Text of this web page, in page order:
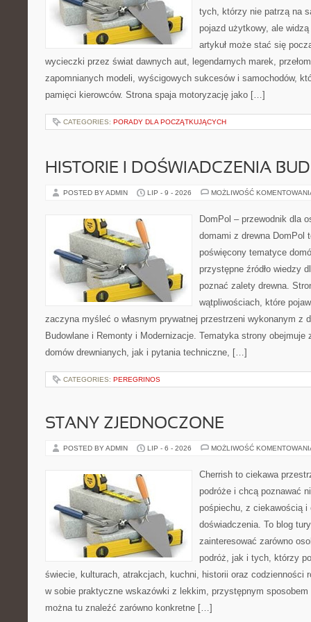
tych, którzy nie patrzą na
pojazd użytkowy, ale
artykuł może stać się
wycieczki przez świat dawnych aut, legendarnych marek,
zapomnianych modeli, wyścigowych sukcesów i samochodów,
pamięci kierowców. Strona spaja motoryzację jako […]
CATEGORIES: PORADY DLA POCZĄTKUJĄCYCH
HISTORIE I DOŚWIADCZENIA
POSTED BY ADMIN LIP - 9 - 2026 MOŻLIWOŚĆ
DomPol – przewodnik dla
domami z drewna DomPol
poświęcony tematyce
przystępne źródło wiedzy
poznać zalety drewna.
wątpliwościach, które
zaczyna myśleć o własnym prywatnej przestrzeni wykonanym z
Budowlane i Remonty i Modernizacje. Tematyka strony obejmuje
domów drewnianych, jak i pytania techniczne, […]
CATEGORIES: PEREGRINOS
STANY ZJEDNOCZONE
POSTED BY ADMIN LIP - 6 - 2026 MOŻLIWOŚĆ
Cherrish to ciekawa
podróże i chcą poznawać
pośpiechu, z ciekawością i
doświadczenia. To blog
zainteresować zarówno
podróż, jak i tych, którzy
świecie, kulturach, atrakcjach, kuchni, historii oraz codzienności
w sobie praktyczne wskazówki z lekkim, przystępnym
można tu znaleźć zarówno konkretne […]